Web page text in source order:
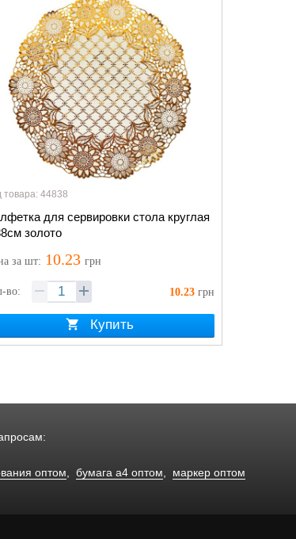
товара: 44838
для сервировки стола круглая
золото
за шт: 10.23 грн
во: 10.23 грн
Купить
оптом бумага а4 оптом маркер оптом